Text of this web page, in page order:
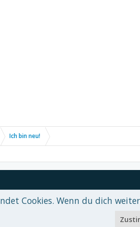
Ich bin neu!
Ltd.-Deutsch von xenDach©2010-2017
Cookies. Wenn du dich